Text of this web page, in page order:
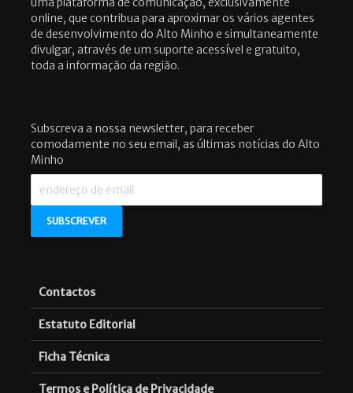
online, que contribua para aproximar os vários agentes
de desenvolvimento do Alto Minho e simultaneamente
divulgar, através de um suporte acessível e gratuito,
toda a informação da região.
Subscreva a nossa newsletter, para receber
comodamente no seu email, as últimas notícias do Alto
Minho
Contactos
Estatuto Editorial
Ficha Técnica
Termos e Política de Privacidade